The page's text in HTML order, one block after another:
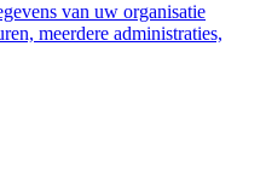
van uw organisatie
meerdere administraties,